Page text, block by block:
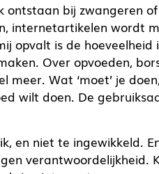
ontstaan bij zwangeren
internetartikelen wordt
opvalt is de
Over opvoeden,
meer. Wat ‘moet’ je
wilt doen. De
en niet te ingewikkeld.
verantwoordelijkheid.